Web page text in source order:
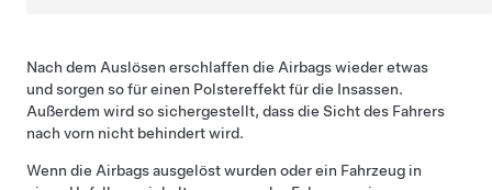
Nach dem Auslösen erschlaffen die Airbags wieder etwas
und sorgen so für einen Polstereffekt für die Insassen.
Außerdem wird so sichergestellt, dass die Sicht des Fahrers
nach vorn nicht behindert wird.
Wenn die Airbags ausgelöst wurden oder ein Fahrzeug in